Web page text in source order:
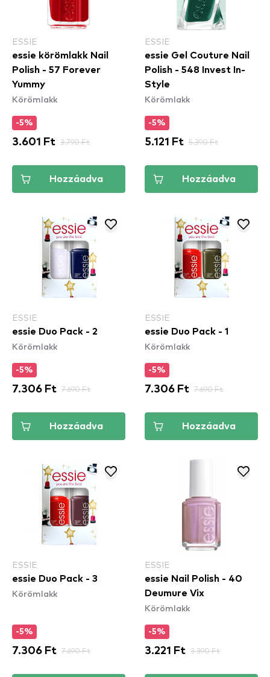
ESSIE
essie körömlakk Nail
Polish - 57 Forever
Yummy
Körömlakk
-5%
3.601 Ft 3.790 Ft
Hozzáadva
ESSIE
essie Gel Couture Nail
Polish - 548 Invest In-
Style
Körömlakk
-5%
5.121 Ft 5.390 Ft
Hozzáadva
ESSIE
essie Duo Pack - 2
Körömlakk
-5%
7.306 Ft 7.690 Ft
Hozzáadva
ESSIE
essie Duo Pack - 1
Körömlakk
-5%
7.306 Ft 7.690 Ft
Hozzáadva
ESSIE
essie Duo Pack - 3
Körömlakk
-5%
7.306 Ft 7.690 Ft
ESSIE
essie Nail Polish - 40
Deumure Vix
Körömlakk
-5%
3.221 Ft 3.390 Ft